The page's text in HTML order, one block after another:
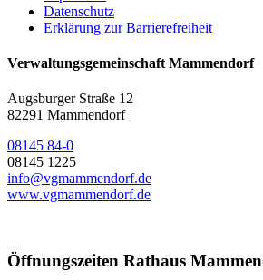
Datenschutz
Erklärung zur Barrierefreiheit
Verwaltungsgemeinschaft Mammendorf
Augsburger Straße 12
82291 Mammendorf
08145 84-0
08145 1225
info@vgmammendorf.de
www.vgmammendorf.de
Öffnungszeiten Rathaus